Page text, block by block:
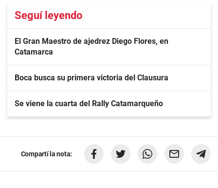
Seguí leyendo
El Gran Maestro de ajedrez Diego Flores, en
Catamarca
Boca busca su primera victoria del Clausura
Se viene la cuarta del Rally Catamarqueño
Compartí la nota: